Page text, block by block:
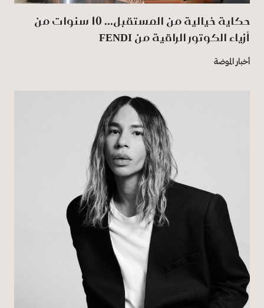
حكاية خيالية من المستقبل... 10 سنوات من
أزياء الكوتور الراقية من ‏FENDI‏ ‏
أخبار الموضة